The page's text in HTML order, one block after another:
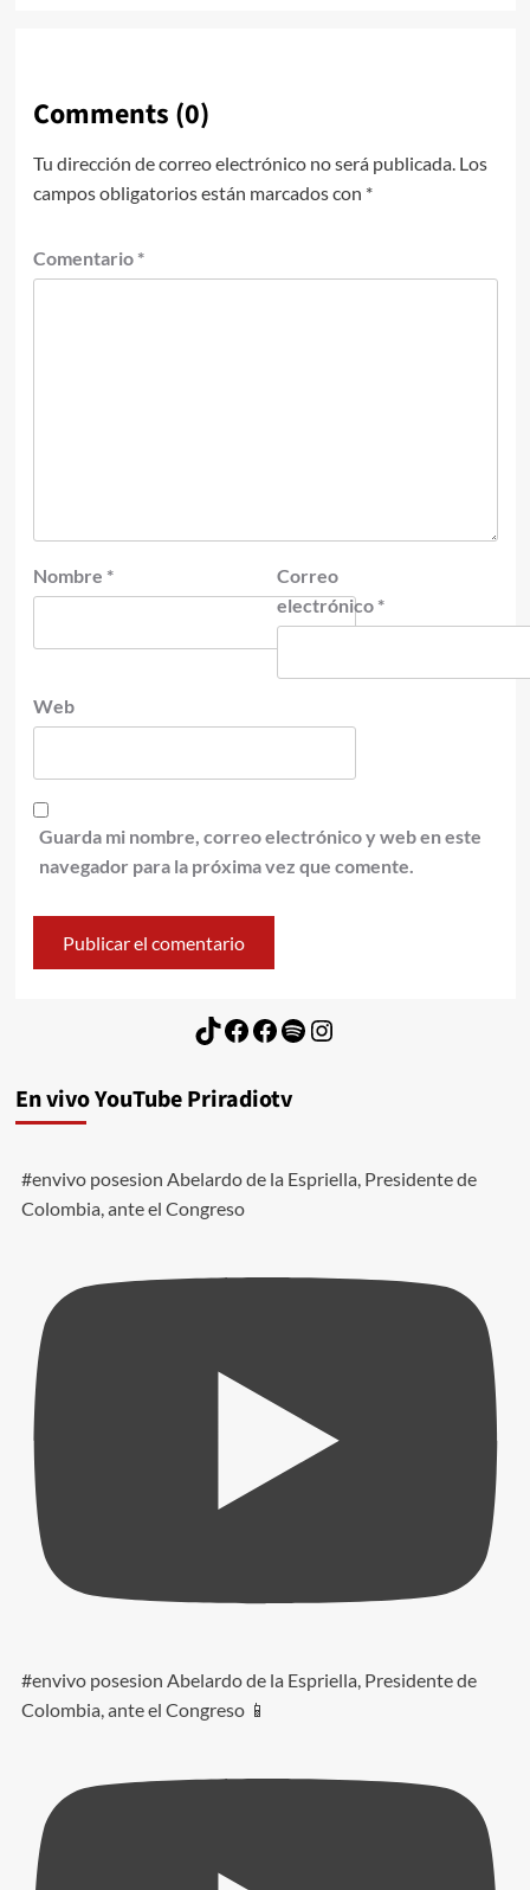
Comments (0)
Tu dirección de correo electrónico no será publicada. Los
campos obligatorios están marcados con *
Comentario *
Nombre *
Correo
electrónico *
Web
Guarda mi nombre, correo electrónico y web en este
navegador para la próxima vez que comente.
TikTok
Facebook
Facebook
Spotify
Instagram
En vivo YouTube Priradiotv
#envivo posesion Abelardo de la Espriella, Presidente de
Colombia, ante el Congreso
#envivo posesion Abelardo de la Espriella, Presidente de
Colombia, ante el Congreso 📱